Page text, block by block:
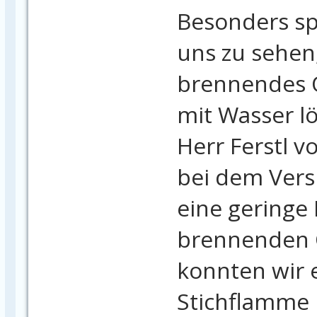
Besonders
uns zu
brennendes
mit Wasser
Herr Ferstl
bei dem
eine geringe
brennenden
konnten wir